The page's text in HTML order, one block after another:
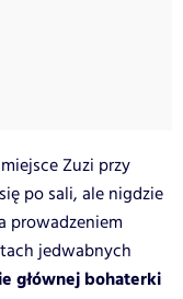
Zuzi przy
po sali, ale nigdzie
prowadzeniem
jedwabnych
głównej bohaterki